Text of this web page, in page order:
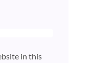
in this